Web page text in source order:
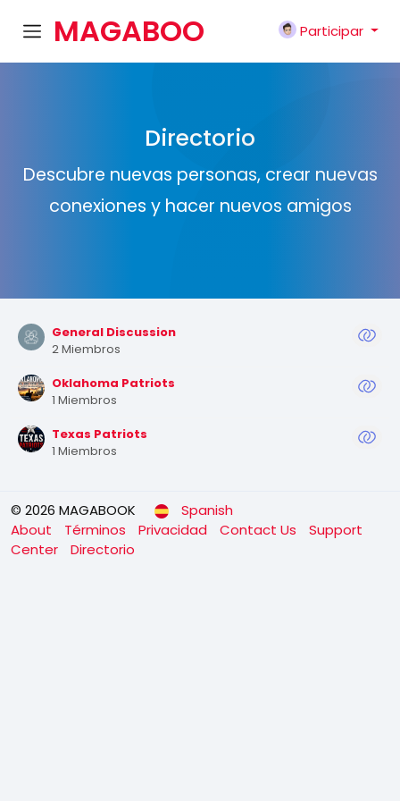
MAGABOO
Participar
Directorio
Descubre nuevas personas, crear nuevas
conexiones y hacer nuevos amigos
General Discussion
2 Miembros
Oklahoma Patriots
1 Miembros
Texas Patriots
1 Miembros
© 2026 MAGABOOK
Spanish
About
Términos Privacidad Contact Us
Support
Center
Directorio